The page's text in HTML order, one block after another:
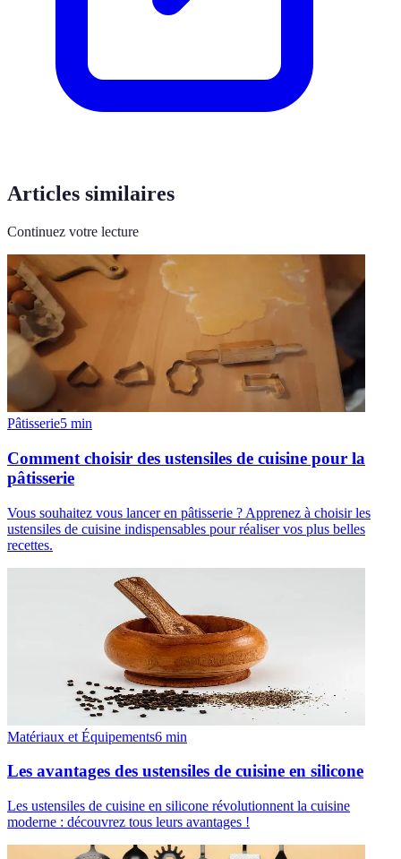
Articles similaires
Continuez votre lecture
Pâtisserie5 min
Comment choisir des ustensiles de cuisine pour la
pâtisserie
Vous souhaitez vous lancer en pâtisserie ? Apprenez à choisir les
ustensiles de cuisine indispensables pour réaliser vos plus belles
recettes.
Matériaux et Équipements6 min
Les avantages des ustensiles de cuisine en silicone
Les ustensiles de cuisine en silicone révolutionnent la cuisine
moderne : découvrez tous leurs avantages !